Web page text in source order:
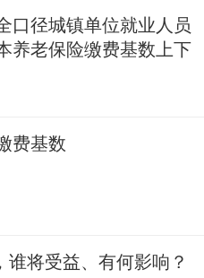
口径城镇单位就业人员
养老保险缴费基数上下
费基数
将受益、有何影响？